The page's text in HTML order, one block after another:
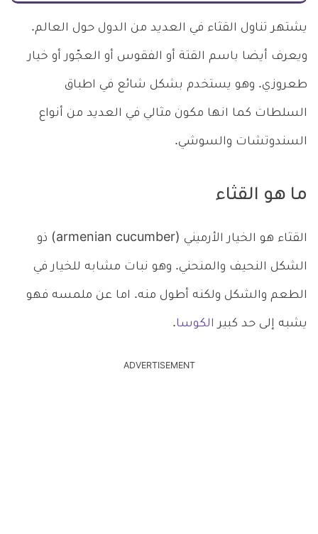
يشتهر تناول القثاء في العديد من الدول حول العالم.
ويعرف أيضا باسم القتة أو الفقوس أو العجّور أو خيار
طعروزي. وهو يستخدم بشكل شائع في اطباق
السلطات كما انها مكون مثالي في العديد من أنواع
السندوتشات والسوشي.
ما هو القثاء
القثاء هو الخيار الأرميني (armenian cucumber) ذو
الشكل النحيف والمنحني. وهو نبات مشابه للخيار في
الطعم والشكل ولكنه أطول منه. اما عن ملمسه فهو
يشبه إلى حد كبير الكوسا.
ADVERTISEMENT